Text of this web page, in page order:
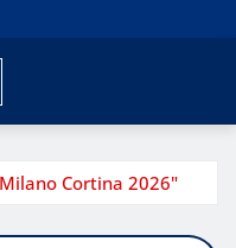
Cortina 2026"